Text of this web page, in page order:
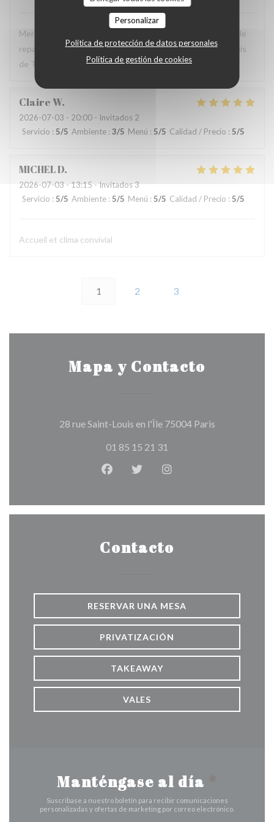
Personalizar
Política de protección de datos personales
Política de gestión de cookies
Merci mil fois pour une soirée excellente. L’atmosphère et le
repas étaient un highlight de notre visite à l’Isle de St. Louis
de Texas aux États Unis.
ClaireW
2026-07-03 - 20:00 - Invitados 2
Servicio : 5/5 Ambiente : 3/5 Menú : 5/5 Calidad / Precio : 5/5
MICHELD
2026-07-03 - 13:15 - Invitados 3
Servicio : 5/5 Ambiente : 5/5 Menú : 5/5 Calidad / Precio : 5/5
Accueil et clima convivial
1 2 3
Mapa y Contacto
28 rue Saint-Louis en l'Île 75004 Paris((abre en una
01 85 15 21 31
Facebook ((abre en una nueva
Twitter ((abre en una nueva
Instagram ((abre en
Contacto
RESERVAR UNA MESA
PRIVATIZACIÓN
TAKEAWAY
VALES
Manténgase al día
Suscríbase a nuestro boletín para recibir comunicaciones
personalizadas y ofertas de marketing por correo electrónico.